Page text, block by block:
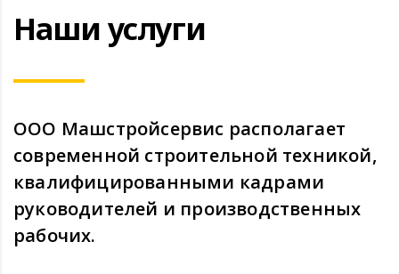
Наши услуги
ООО Машстройсервис располагает
современной строительной техникой,
квалифицированными кадрами
руководителей и производственных
рабочих.